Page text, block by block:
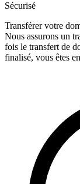
Sécurisé
Transférer votre
Nous assurons un
fois le transfert de
finalisé, vous êtes